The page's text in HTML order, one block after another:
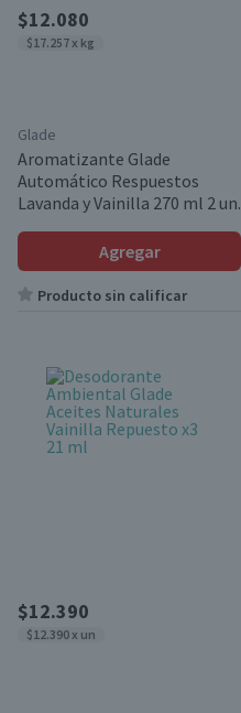
$12.080
$17.257 x kg
Glade
Aromatizante Glade
Automático Respuestos
Lavanda y Vainilla 270 ml 2 un.
Agregar
Producto sin calificar
$12.390
$12.390 x un